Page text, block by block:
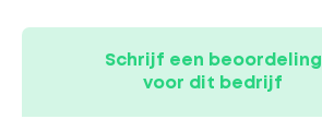
Schrijf een beoordeling
voor dit bedrijf